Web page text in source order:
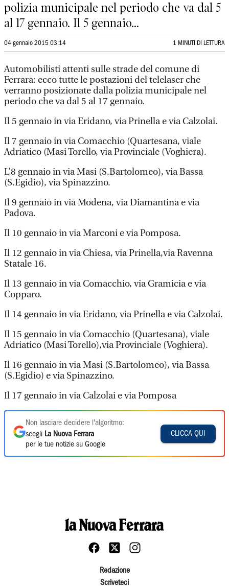
polizia municipale nel periodo che va dal 5
al 17 gennaio. Il 5 gennaio...
04 gennaio 2015 03:14 1 MINUTI DI LETTURA
Automobilisti attenti sulle strade del comune di
Ferrara: ecco tutte le postazioni del telelaser che
verranno posizionate dalla polizia municipale nel
periodo che va dal 5 al 17 gennaio.
Il 5 gennaio in via Eridano, via Prinella e via Calzolai.
Il 7 gennaio in via Comacchio (Quartesana, viale
Adriatico (Masi Torello, via Provinciale (Voghiera).
L’8 gennaio in via Masi (S.Bartolomeo), via Bassa
(S.Egidio), via Spinazzino.
Il 9 gennaio in via Modena, via Diamantina e via
Padova.
Il 10 gennaio in via Marconi e via Pomposa.
Il 12 gennaio in via Chiesa, via Prinella,via Ravenna
Statale 16.
Il 13 gennaio in via Comacchio, via Gramicia e via
Copparo.
Il 14 gennaio in via Eridano, via Prinella e via Calzolai.
Il 15 gennaio in via Comacchio (Quartesana), viale
Adriatico (Masi Torello),via Provinciale (Voghiera).
Il 16 gennaio in via Masi (S.Bartolomeo), via Bassa
(S.Egidio) e via Spinazzino.
Il 17 gennaio in via Calzolai e via Pomposa
Non lasciare decidere l'algoritmo:
scegli La Nuova Ferrara
per le tue notizie su Google
CLICCA QUI
Redazione
Scriveteci